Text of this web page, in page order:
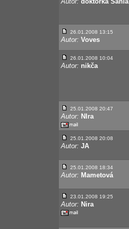
26.01.2008 13:15
Autor: Voves
26.01.2008 10:04
Autor: nikča
25.01.2008 20:47
Autor: NIra
25.01.2008 20:08
Autor: JA
25.01.2008 18:34
Autor: Mametová
23.01.2008 19:25
Autor: Nira